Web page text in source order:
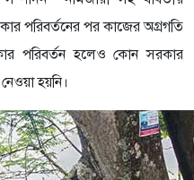
পরিবর্তনের পর কাজের অগ্রগতি
পরিবর্তন হলেও কোন সরকার
হয়নি।